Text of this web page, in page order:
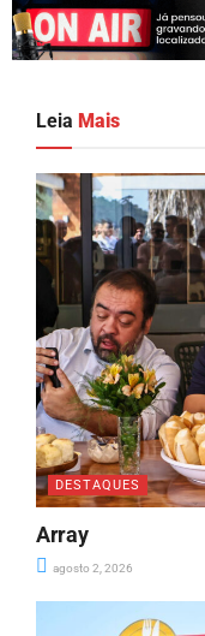
Leia Mais
DESTAQUES
Array
agosto 2, 2026